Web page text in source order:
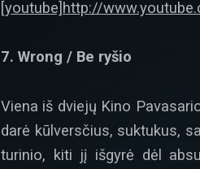
[youtube]http://
7. Wrong / Be ryšio
Viena iš dviejų Kino
darė kūlversčius, suktukus,
turinio, kiti jį išgyrė dėl